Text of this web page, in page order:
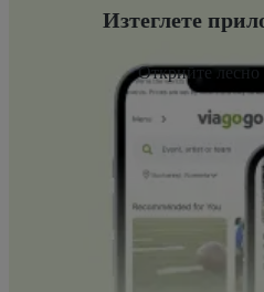
Изтеглете
Открийте